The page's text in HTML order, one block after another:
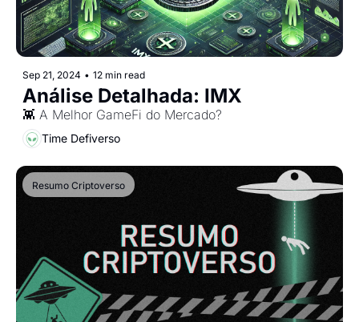
Sep 21, 2024 • 12 min read
Análise Detalhada: IMX
👾 A Melhor GameFi do Mercado?
Time Defiverso
Resumo Criptoverso